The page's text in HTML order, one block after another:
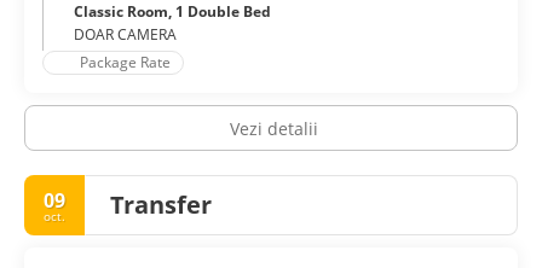
Classic Room, 1 Double Bed
DOAR CAMERA
Package Rate
Vezi detalii
09
oct. Transfer